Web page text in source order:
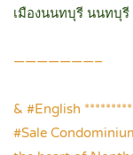
เมืองนนทบุรี นนทบุรี
———————–
& #English
#Sale